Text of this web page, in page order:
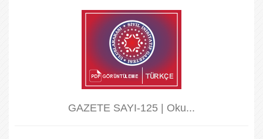
GAZETE SAYI-125 | Oku...